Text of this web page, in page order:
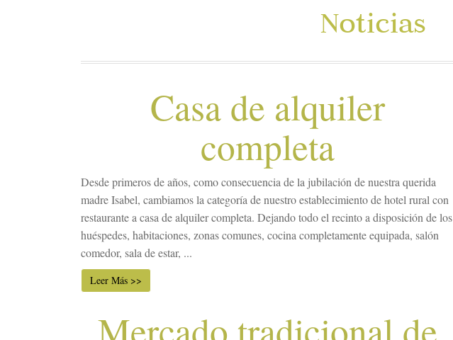
Noticias
Casa de alquiler
completa
Desde primeros de años, como consecuencia de la jubilación de nuestra querida
madre Isabel, cambiamos la categoría de nuestro establecimiento de hotel rural con
restaurante a casa de alquiler completa. Dejando todo el recinto a disposición de los
huéspedes, habitaciones, zonas comunes, cocina completamente equipada, salón
comedor, sala de estar, ...
Leer Más >>
Mercado tradicional de